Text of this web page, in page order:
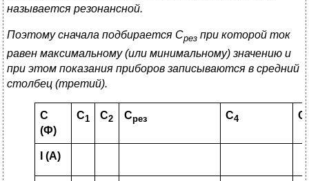
называется резонансной.
Поэтому сначала подбирается Срез при которой ток
равен максимальному (или минимальному) значению и
при этом показания приборов записываются в средний
столбец (третий).
C
(Ф)
С1 С2 Срез С4 С
(A)